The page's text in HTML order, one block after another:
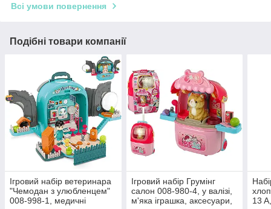
Всі умови повернення
Подібні товари компанії
Ігровий набір ветеринара
"Чемодан з улюбленцем"
008-998-1, медичні
Ігровий набір Грумінг
салон 008-980-4, у валізі,
м'яка іграшка, аксесуари,
13